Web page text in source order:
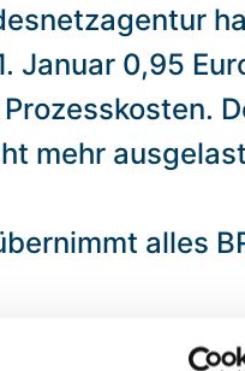
Januar 0,95
mehr
alles